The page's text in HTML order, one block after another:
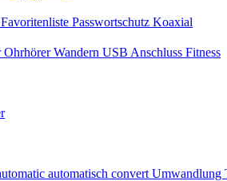
Passwortschutz Koaxial
Ohrhörer Wandern USB Anschluss Fitness
automatisch convert